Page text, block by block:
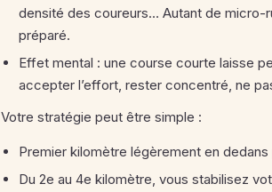
densité des coureurs… Autant de micro-
préparé.
Effet mental : une course courte laisse
accepter l’effort, rester concentré, ne
Votre stratégie peut être simple :
Premier kilomètre légèrement en
Du 2e au 4e kilomètre, vous stabilisez